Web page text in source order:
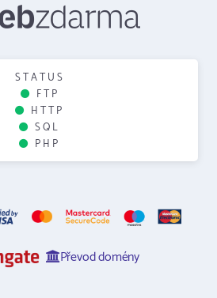
STATUS
FTP
HTTP
SQL
PHP
Převod domény